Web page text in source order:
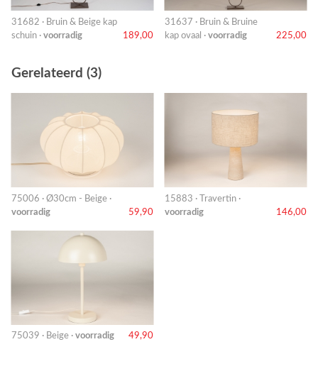
31682 · Bruin & Beige kap
schuin · voorradig 189,00
31637 · Bruin & Bruine
kap ovaal · voorradig 225,00
Gerelateerd (3)
75006 · Ø30cm - Beige ·
voorradig
59,90
15883 · Travertin ·
voorradig
146,00
75039 · Beige · voorradig 49,90